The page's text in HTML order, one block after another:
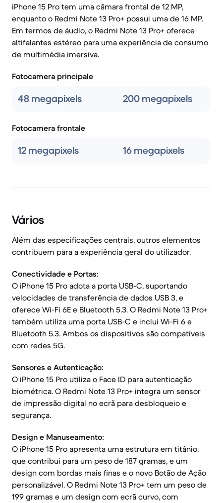
iPhone 15 Pro tem uma câmara frontal de 12 MP,
enquanto o Redmi Note 13 Pro+ possui uma de 16 MP.
Em termos de áudio, o Redmi Note 13 Pro+ oferece
altifalantes estéreo para uma experiência de consumo
de multimédia imersiva.
Fotocamera principale
48 megapixels 200 megapixels
Fotocamera frontale
12 megapixels 16 megapixels
Vários
Além das especificações centrais, outros elementos
contribuem para a experiência geral do utilizador.
Conectividade e Portas:
O iPhone 15 Pro adota a porta USB-C, suportando
velocidades de transferência de dados USB 3, e
oferece Wi-Fi 6E e Bluetooth 5.3. O Redmi Note 13 Pro+
também utiliza uma porta USB-C e inclui Wi-Fi 6 e
Bluetooth 5.3. Ambos os dispositivos são compatíveis
com redes 5G.
Sensores e Autenticação:
O iPhone 15 Pro utiliza o Face ID para autenticação
biométrica. O Redmi Note 13 Pro+ integra um sensor
de impressão digital no ecrã para desbloqueio e
segurança.
Design e Manuseamento:
O iPhone 15 Pro apresenta uma estrutura em titânio,
que contribui para um peso de 187 gramas, e um
design com bordas mais finas e o novo Botão de Ação
personalizável. O Redmi Note 13 Pro+ tem um peso de
199 gramas e um design com ecrã curvo, com